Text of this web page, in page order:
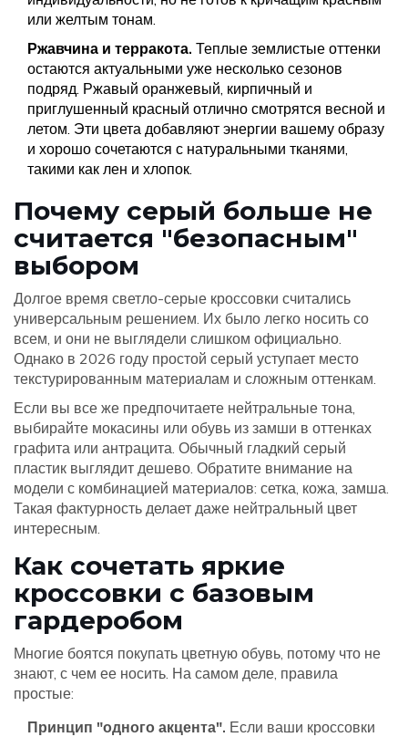
или желтым тонам.
Ржавчина и терракота. Теплые землистые оттенки
остаются актуальными уже несколько сезонов
подряд. Ржавый оранжевый, кирпичный и
приглушенный красный отлично смотрятся весной и
летом. Эти цвета добавляют энергии вашему образу
и хорошо сочетаются с натуральными тканями,
такими как лен и хлопок.
Почему серый больше не
считается "безопасным"
выбором
Долгое время светло-серые кроссовки считались
универсальным решением. Их было легко носить со
всем, и они не выглядели слишком официально.
Однако в 2026 году простой серый уступает место
текстурированным материалам и сложным оттенкам.
Если вы все же предпочитаете нейтральные тона,
выбирайте мокасины или обувь из замши в оттенках
графита или антрацита. Обычный гладкий серый
пластик выглядит дешево. Обратите внимание на
модели с комбинацией материалов: сетка, кожа, замша.
Такая фактурность делает даже нейтральный цвет
интересным.
Как сочетать яркие
кроссовки с базовым
гардеробом
Многие боятся покупать цветную обувь, потому что не
знают, с чем ее носить. На самом деле, правила
простые:
Принцип "одного акцента". Если ваши кроссовки